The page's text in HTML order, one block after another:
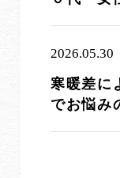
2026.05.30
寒暖差に
でお悩み